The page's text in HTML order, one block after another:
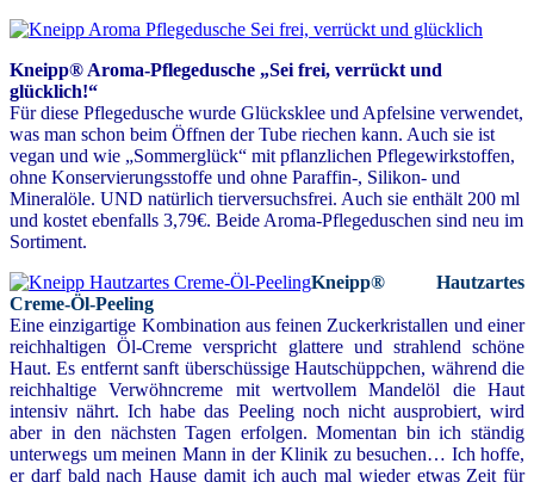
Kneipp® Aroma-Pflegedusche „Sei frei, verrückt und
glücklich!“
Für diese Pflegedusche wurde Glücksklee und Apfelsine verwendet,
was man schon beim Öffnen der Tube riechen kann. Auch sie ist
vegan und wie „Sommerglück“ mit pflanzlichen Pflegewirkstoffen,
ohne Konservierungsstoffe und ohne Paraffin-, Silikon- und
Mineralöle. UND natürlich tierversuchsfrei. Auch sie enthält 200 ml
und kostet ebenfalls 3,79€. Beide Aroma-Pflegeduschen sind neu im
Sortiment.
Kneipp® Hautzartes
Creme-Öl-Peeling
Eine einzigartige Kombination aus feinen Zuckerkristallen und einer
reichhaltigen Öl-Creme verspricht glattere und strahlend schöne
Haut. Es entfernt sanft überschüssige Hautschüppchen, während die
reichhaltige Verwöhncreme mit wertvollem Mandelöl die Haut
intensiv nährt. Ich habe das Peeling noch nicht ausprobiert, wird
aber in den nächsten Tagen erfolgen. Momentan bin ich ständig
unterwegs um meinen Mann in der Klinik zu besuchen… Ich hoffe,
er darf bald nach Hause damit ich auch mal wieder etwas Zeit für